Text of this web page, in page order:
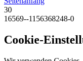
30
16569--1156368248-0
Cookie-